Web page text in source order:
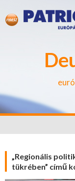
„Regionális
tükrében” című